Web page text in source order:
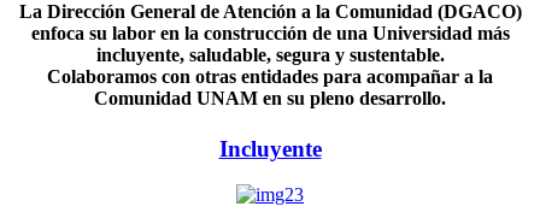
La Dirección General de Atención a la Comunidad (DGACO)
enfoca su labor en la construcción de una Universidad más
incluyente, saludable, segura y sustentable.
Colaboramos con otras entidades para acompañar a la
Comunidad UNAM en su pleno desarrollo.
Incluyente